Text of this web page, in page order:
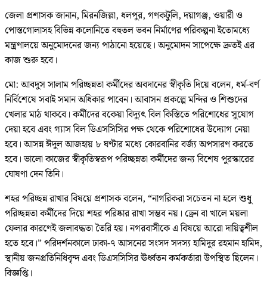
জেলা প্রশাসক জানান, মিরনজিল্লা, ধলপুর, গণকটুলি, দয়াগঞ্জ, ওয়ারী ও
পোস্তগোলাসহ বিভিন্ন কলোনিতে বহুতল ভবন নির্মাণের পরিকল্পনা ইতোমধ্যে
মন্ত্রণালয়ে অনুমোদনের জন্য পাঠানো হয়েছে। অনুমোদন সাপেক্ষে দ্রুতই এর
কাজ শুরু হবে।
মো: আবদুস সালাম পরিচ্ছন্নতা কর্মীদের অবদানের স্বীকৃতি দিয়ে বলেন, ধর্ম-বর্ণ
নির্বিশেষে সবাই সমান অধিকার পাবেন। আবাসন প্রকল্পে মন্দির ও শিশুদের
খেলার মাঠ থাকবে। কর্মীদের বকেয়া বিদ্যুৎ বিল কিস্তিতে পরিশোধের সুযোগ
দেয়া হবে এবং গ্যাস বিল ডিএসসিসির পক্ষ থেকে পরিশোধের উদ্যোগ নেয়া
হবে। আসন্ন ঈদুল আজহায় ৮ ঘণ্টার মধ্যে কোরবানির বর্জ্য অপসারণ করতে
হবে। ভালো কাজের স্বীকৃতিস্বরূপ পরিচ্ছন্নতা কর্মীদের জন্য বিশেষ পুরস্কারের
ঘোষণা দেন তিনি।
শহর পরিচ্ছন্ন রাখার বিষয়ে প্রশাসক বলেন, “নাগরিকরা সচেতন না হলে শুধু
পরিচ্ছন্নতা কর্মীদের দিয়ে শহর পরিষ্কার রাখা সম্ভব নয়। ড্রেন বা খালে ময়লা
ফেলার কারণেই জলাবদ্ধতা তৈরি হয়। নগরবাসীকে এ বিষয়ে আরো দায়িত্বশীল
হতে হবে।” পরিদর্শনকালে ঢাকা-৭ আসনের সংসদ সদস্য হামিদুর রহমান হামিদ,
স্থানীয় জনপ্রতিনিধিবৃন্দ এবং ডিএসসিসির ঊর্ধ্বতন কর্মকর্তারা উপস্থিত ছিলেন।
বিজ্ঞপ্তি।